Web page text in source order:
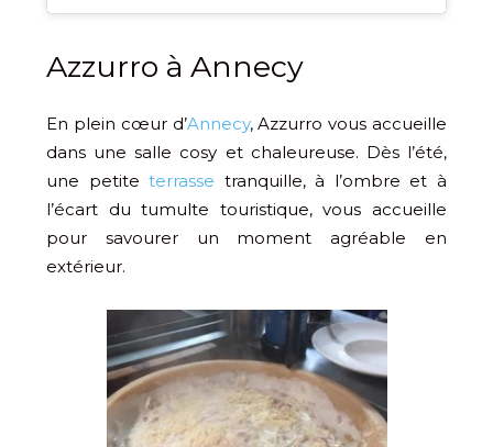
Azzurro à Annecy
En plein cœur d’Annecy, Azzurro vous accueille
dans une salle cosy et chaleureuse. Dès l’été,
une petiteterrasse tranquille, à l’ombre et à
l’écart du tumulte touristique, vous accueille
pour savourer un moment agréable en
extérieur.